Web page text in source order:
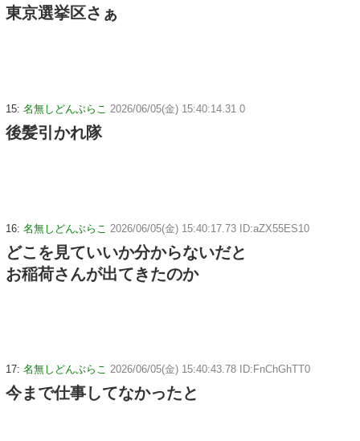
東京選挙区さぁ
15: 名無しどんぶらこ 2026/06/05(金) 15:40:14.31 0
後髪引かれ隊
16: 名無しどんぶらこ 2026/06/05(金) 15:40:17.73 ID:aZX55ES10
どこを見ていいか分からないだと
お稲荷さんが出てきたのか
17: 名無しどんぶらこ 2026/06/05(金) 15:40:43.78 ID:FnChGhTT0
今まで仕事してなかったと